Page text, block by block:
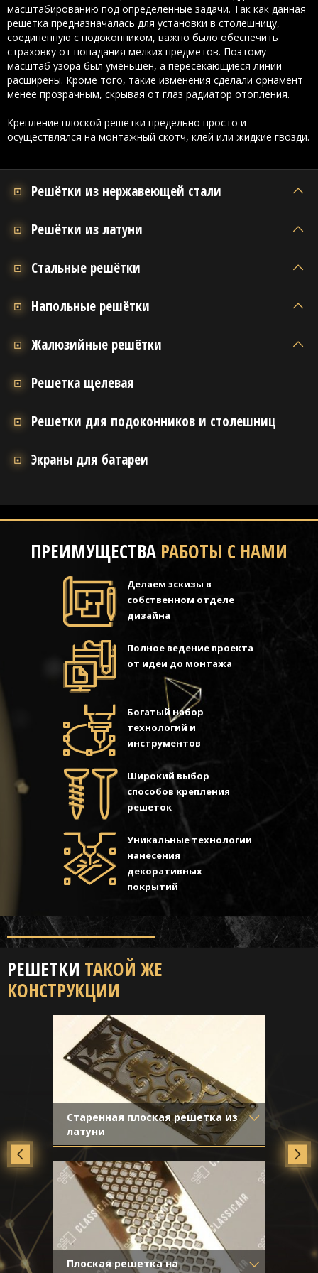
масштабированию под определенные задачи. Так как данная
решетка предназначалась для установки в столешницу,
соединенную с подоконником, важно было обеспечить
страховку от попадания мелких предметов. Поэтому
масштаб узора был уменьшен, а пересекающиеся линии
расширены. Кроме того, такие изменения сделали орнамент
менее прозрачным, скрывая от глаз радиатор отопления.
Крепление плоской решетки предельно просто и
осуществлялся на монтажный скотч, клей или жидкие гвозди.
Решётки из нержавеющей стали
Решётки из латуни
Стальные решётки
Напольные решётки
Жалюзийные решётки
Решетка щелевая
Решетки для подоконников и столешниц
Экраны для батареи
ПРЕИМУЩЕСТВА РАБОТЫ С НАМИ
Делаем эскизы в
собственном отделе
дизайна
Полное ведение проекта
от идеи до монтажа
Богатый набор
технологий и
инструментов
Широкий выбор
способов крепления
решеток
Уникальные технологии
нанесения
декоративных
покрытий
РЕШЕТКИ ТАКОЙ ЖЕ
КОНСТРУКЦИИ
Старенная плоская решетка из
латуни
Материал- Латунь
Отделка- Старение с
направленной риской
Плоская решетка на